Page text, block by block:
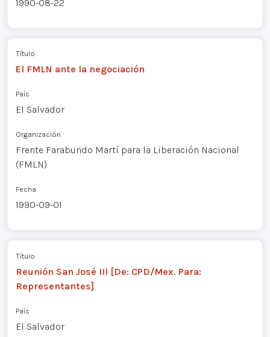
1990-08-22
Título
El FMLN ante la negociación
País
El Salvador
Organización
Frente Farabundo Martí para la Liberación Nacional
(FMLN)
Fecha
1990-09-01
Título
Reunión San José III [De: CPD/Mex. Para:
Representantes]
País
El Salvador